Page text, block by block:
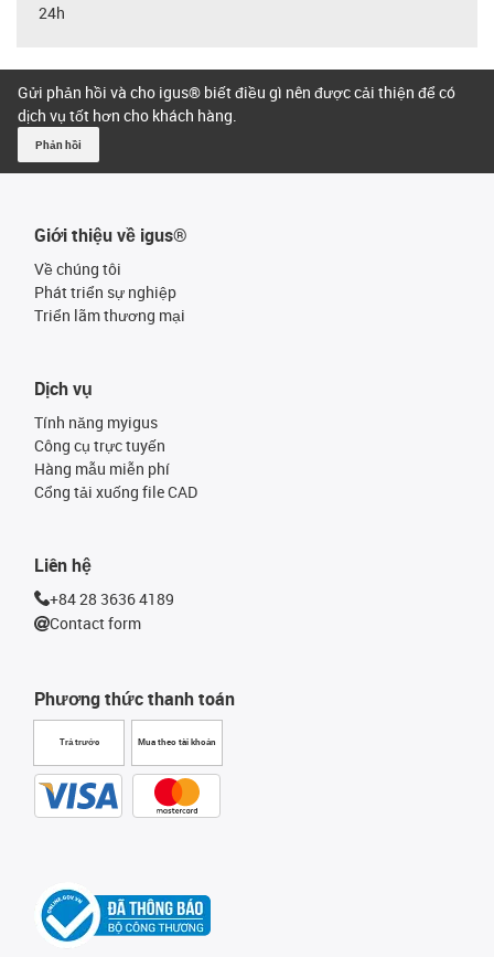
24h
Gửi phản hồi và cho igus® biết điều gì nên được cải thiện để có
dịch vụ tốt hơn cho khách hàng.
Phản hồi
Giới thiệu về igus®
Về chúng tôi
Phát triển sự nghiệp
Triển lãm thương mại
Phương thức thanh toán
Trả trước Mua theo tài khoản
Dịch vụ
Tính năng myigus
Công cụ trực tuyến
Hàng mẫu miễn phí
Cổng tải xuống file CAD
Liên hệ
+84 28 3636 4189
Contact form